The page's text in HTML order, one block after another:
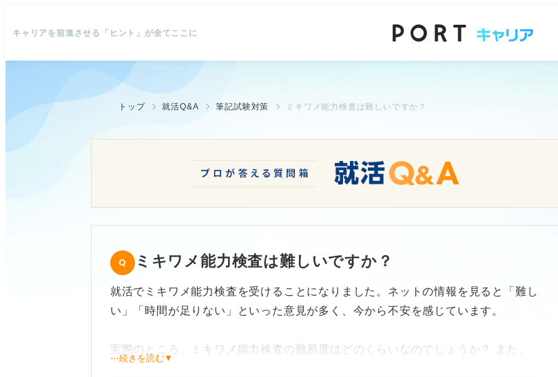
キャリアを前進させる「ヒント」が全てここに
トップ 就活Q&A 筆記試験対策 ミキワメ能力検査は難しいですか？
ミキワメ能力検査は難しいですか？
就活でミキワメ能力検査を受けることになりました。ネットの情報を見ると「難し
い」「時間が足りない」といった意見が多く、今から不安を感じています。
実際のところ、ミキワメ能力検査の難易度はどのくらいなのでしょうか？ また、
⋯続きを読む▼